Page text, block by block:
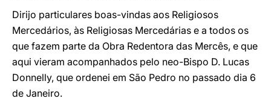
Dirijo particulares boas-vindas aos Religiosos
Mercedários, às Religiosas Mercedárias e a todos os
que fazem parte da Obra Redentora das Mercês, e que
aqui vieram acompanhados pelo neo-Bispo D. Lucas
Donnelly, que ordenei em São Pedro no passado dia 6
de Janeiro.